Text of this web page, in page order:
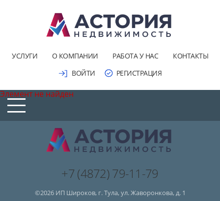
УСЛУГИ О КОМПАНИИ РАБОТА У НАС
КОНТАКТЫ
ВОЙТИ
РЕГИСТРАЦИЯ
Элемент не найден
+7 (4872) 79-11-79
©2026 ИП Широков, г. Тула, ул. Жаворонкова, д. 1